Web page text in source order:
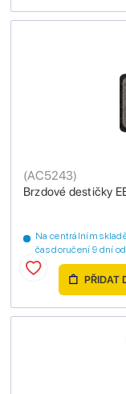
Brzdové destičky
(AC5243)
Na centrálním
čas doručení 9 dní
PŘIDAT